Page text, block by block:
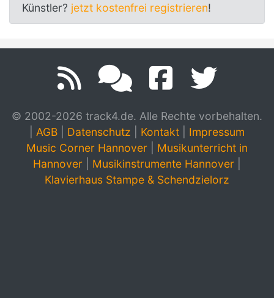
Künstler? jetzt kostenfrei registrieren!
© 2002-2026 track4.de. Alle Rechte vorbehalten.
AGB Datenschutz Kontakt
Impressum
Music Corner Hannover
Musikunterricht in
Hannover
Musikinstrumente Hannover
Klavierhaus Stampe & Schendzielorz